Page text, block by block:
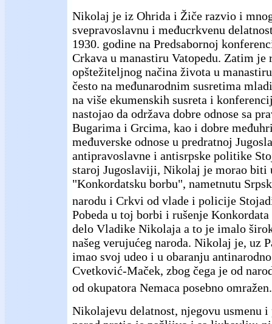
Nikolaj je iz Ohrida i Žiče razvio i
svepravoslavnu i međucrkvenu
1930. godine na Predsabornoj
Crkava u manastiru Vatopedu. Zatim je
opštežiteljnog načina života u
često na međunarodnim susretima
na više ekumenskih susreta i
nastojao da održava dobre odnose sa
Bugarima i Grcima, kao i dobre
međuverske odnose u predratnoj
antipravoslavne i antisrpske politike
staroj Jugoslaviji, Nikolaj je morao biti
"Konkordatsku borbu", nametnutu
narodu i Crkvi od vlade i policije
Pobeda u toj borbi i rušenje
delo Vladike Nikolaja a to je imalo
našeg verujućeg naroda. Nikolaj je, uz
imao svoj udeo i u obaranju
Cvetković-Maček, zbog čega je od
od okupatora Nemaca posebno omražen.
Nikolajevu delatnost, njegovu usmenu i